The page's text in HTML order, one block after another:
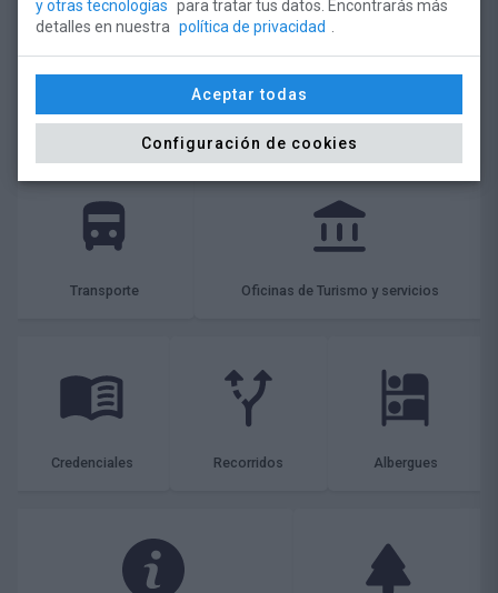
Monasterio de Santo Toribio Consejos ¿Dónde dormir?
Transporte Oficinas de Turismo y servicios
Credenciales Recorridos Albergues
y otras tecnologías para tratar tus datos. Encontrarás más
detalles en nuestra política de privacidad
Aceptar todas
Configuración de cookies